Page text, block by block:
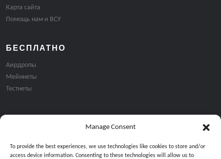
Manage Consent
To provide the best experiences, we use technologies like cookies to store and/or
access device information. Consenting to these technologies will allow us to
Карта сайта
Помощь нам и ВСУ
БЕСПЛАТНО
Аирдропы
Мейннеты
Тестнеты
Подписка на email рассылку: